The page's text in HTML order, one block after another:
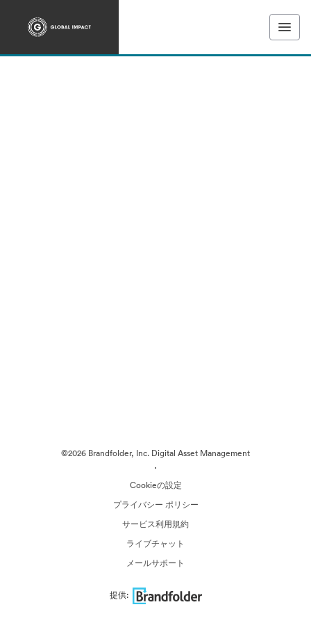
©2026 Brandfolder, Inc. Digital Asset Management
·
Cookieの設定
プライバシー ポリシー
サービス利用規約
ライブチャット
メールサポート
提供: